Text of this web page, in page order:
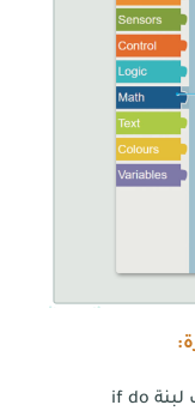
من فئة Control (التحكم)، أضف لبنة if do